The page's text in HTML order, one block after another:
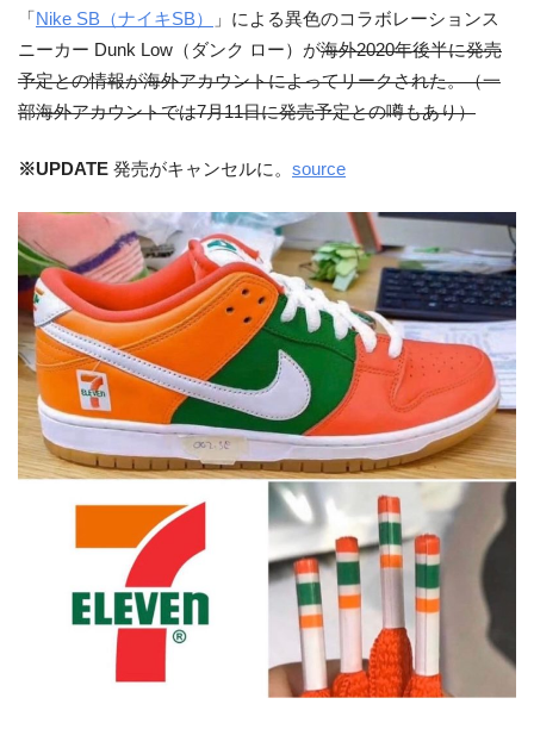
「 Nike SB（ナイキSB）
」による異色のコラボレーションス
ニーカー Dunk Low（ダンク ロー）が海外2020年後半に発売
予定との情報が海外アカウントによってリークされた。（一
部海外アカウントでは7月11日に発売予定との噂もあり）
※UPDATE 発売がキャンセルに。 source